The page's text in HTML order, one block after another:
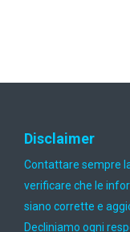
Disclaimer
Contattare sempre
verificare che le
siano corrette e
Decliniamo ogni